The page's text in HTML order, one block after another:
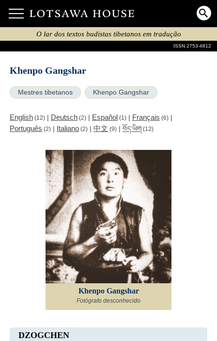
O lar dos textos budistas tibetanos em tradução
ISSN 2753-4812
Khenpo Gangshar
Mestres tibetanos Khenpo Gangshar
English (12) | Deutsch (2) | Español (1) | Français (6) |
Português (2) | Italiano (2) | 中文 (9) | བོད་ཡིག (12)
Khenpo Gangshar
Fotógrafo desconhecido
DZOGCHEN